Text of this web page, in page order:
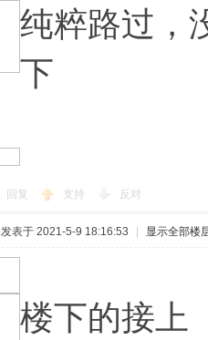
纯粹路过，
下
回复 支持 反对
发表于 2021-5-9 18:16:53 显示全部楼
楼下的接上